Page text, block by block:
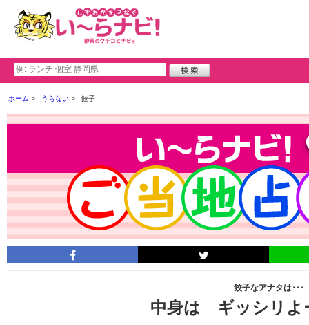
ホーム うらない 餃子
餃子なアナタは･･･
中身は ギッシリよ